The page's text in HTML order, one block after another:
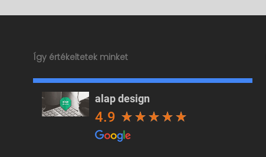
Így értékeltetek minket
alap design
4.9